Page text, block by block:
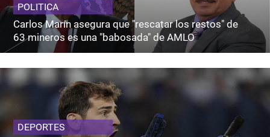
POLITICA
Carlos Marín asegura que "rescatar los restos" de
63 mineros es una "babosada" de AMLO
DEPORTES